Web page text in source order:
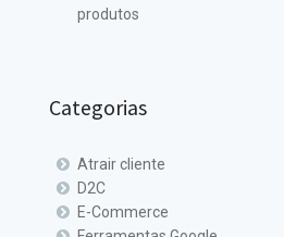
produtos
Categorias
Atrair cliente
D2C
E-Commerce